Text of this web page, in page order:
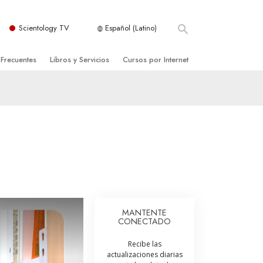
Scientology TV Español (Latino)
de Scientology
Libros y Servicios
Introductorias
Cursos por Internet
La Integridad y la Honestidad
La Escala Tonal Emocional
MANTENTE
CONECTADO
Recibe las
actualizaciones diarias